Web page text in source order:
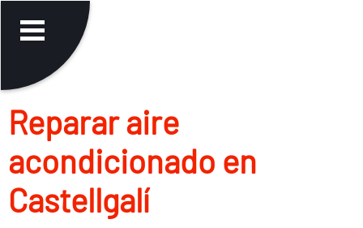
Reparar aire
acondicionado en
Castellgalí